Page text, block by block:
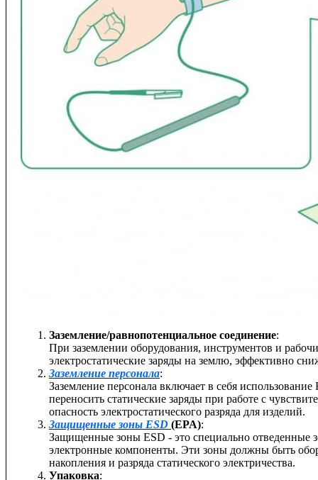
Заземление/равнопотенциальное соединение:
При заземлении оборудования, инструментов и
электростатические заряды на землю, эффективно
Заземление персонала:
Заземление персонала включает в себя
переносить статические заряды при работе с
опасность электростатического разряда для изделий.
Защищенные зоны ESD (EPA):
Защищенные зоны ESD - это специально отведенные
электронные компоненты. Эти зоны должны быть
накопления и разряда статического электричества.
Упаковка: